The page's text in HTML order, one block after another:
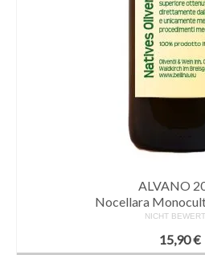
ALVANO
Nocellara
NICHT
15,90€